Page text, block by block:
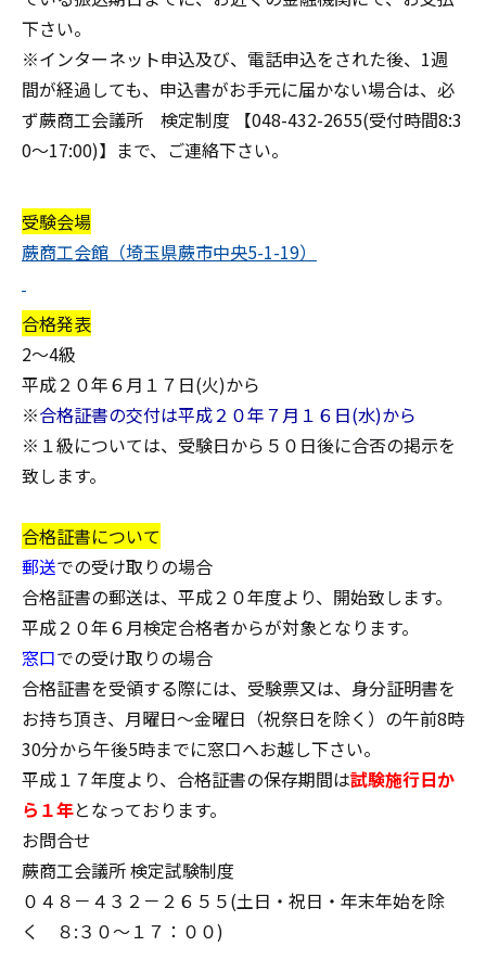
下さい。
※インターネット申込及び、電話申込をされた後、 1週
間が経過しても、申込書がお手元に届かない場合は、必
ず蕨商工会議所 検定制度 【048-432-2655(受付時間8:3
0～17:00)】まで、ご連絡下さい。
受験会場
蕨商工会館（埼玉県蕨市中央5-1-19）
合格発表
2～4級
平成２０年６月１７日(火)から
※合格証書の交付は平成２０年７月１６日(水)から
※１級については、受験日から５０日後に合否の掲示を
致します。
合格証書について
郵送での受け取りの場合
合格証書の郵送は、平成２０年度より、開始致します。
平成２０年６月検定合格者からが対象となります。
窓口での受け取りの場合
合格証書を受領する際には、受験票又は、身分証明書を
お持ち頂き、月曜日～金曜日（祝祭日を除く）の午前8時
30分から午後5時までに窓口へお越し下さい。
平成１７年度より、合格証書の保存期間は試験施行日か
ら１年となっております。
お問合せ
蕨商工会議所 検定試験制度
０４８－４３２－２６５５(土日・祝日・年末年始を除
く ８:３０～１７：００)